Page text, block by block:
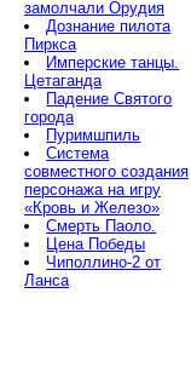
замолчали Орудия
Дознание пилота
Пиркса
Имперские танцы.
Цетаганда
Падение Святого
города
Пуримшпиль
Система
совместного создания
персонажа на игру
«Кровь и Железо»
Смерть Паоло.
Цена Победы
Чиполлино-2 от
Ланса